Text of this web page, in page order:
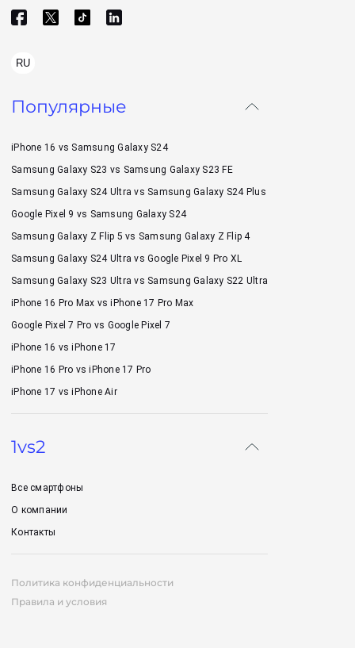
RU
Популярные
iPhone 16 vs Samsung Galaxy S24
Samsung Galaxy S23 vs Samsung Galaxy S23 FE
Samsung Galaxy S24 Ultra vs Samsung Galaxy S24 Plus
Google Pixel 9 vs Samsung Galaxy S24
Samsung Galaxy Z Flip 5 vs Samsung Galaxy Z Flip 4
Samsung Galaxy S24 Ultra vs Google Pixel 9 Pro XL
Samsung Galaxy S23 Ultra vs Samsung Galaxy S22 Ultra
iPhone 16 Pro Max vs iPhone 17 Pro Max
Google Pixel 7 Pro vs Google Pixel 7
iPhone 16 vs iPhone 17
iPhone 16 Pro vs iPhone 17 Pro
iPhone 17 vs iPhone Air
1vs2
Все смартфоны
О компании
Контакты
Политика конфиденциальности
Правила и условия